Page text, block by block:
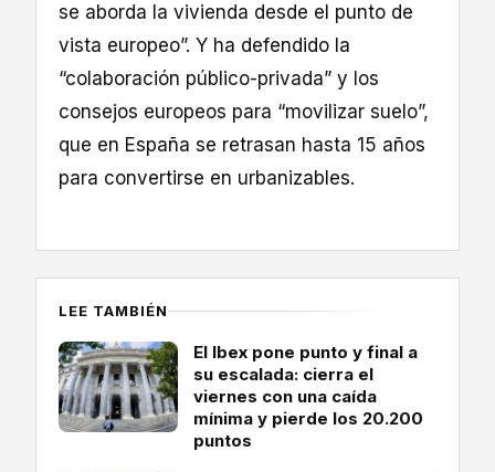
se aborda la vivienda desde el punto de
vista europeo”. Y ha defendido la
“colaboración público-privada” y los
consejos europeos para “movilizar suelo”,
que en España se retrasan hasta 15 años
para convertirse en urbanizables.
LEE TAMBIÉN
El Ibex pone punto y final a
su escalada: cierra el
viernes con una caída
mínima y pierde los 20.200
puntos